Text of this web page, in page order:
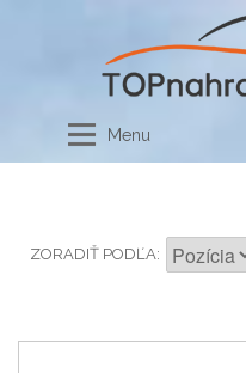
Menu
ZORADIŤ PODĽA